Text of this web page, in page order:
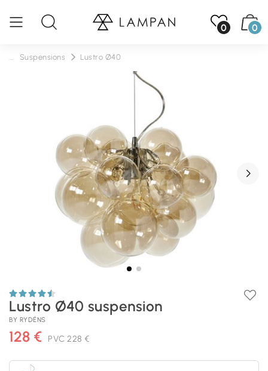
0 0
Suspensions Lustro Ø40
Lustro Ø40 suspension
BY RYDÉNS
128 € PVC 228 €